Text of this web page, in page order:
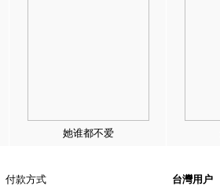
她谁都不爱
付款方式 台灣用户